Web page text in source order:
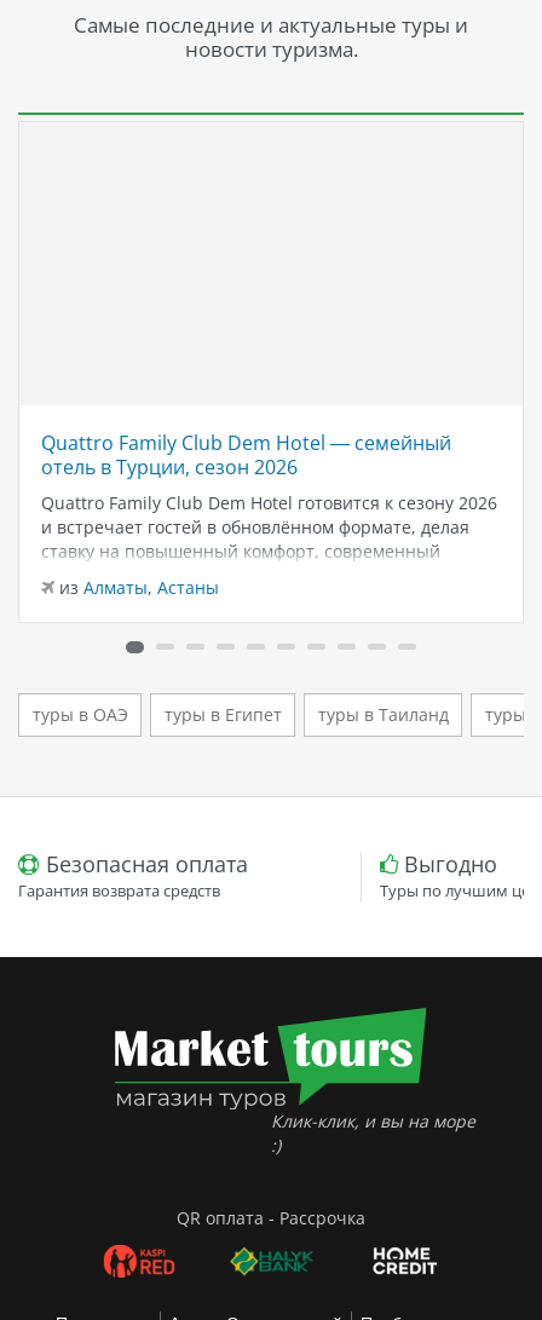
Самые последние и актуальные туры и
новости туризма.
Quattro Family Club Dem Hotel — семейный
отель в Турции, сезон 2026
Quattro Family Club Dem Hotel готовится к сезону 2026
и встречает гостей в обновлённом формате, делая
ставку на повышенный комфорт, современный
дизайн и атмосферу спокойного семейного отдыха у
моря. Отель остаётся популярным выбором для тех,
кто ищет семейный отель в…
из Алматы, Астаны
туры в ОАЭ туры в Египет туры в Таиланд туры
Безопасная оплата
Гарантия возврата средств
Выгодно
Туры по лучшим
Клик-клик, и вы на море
:)
QR оплата - Рассрочка